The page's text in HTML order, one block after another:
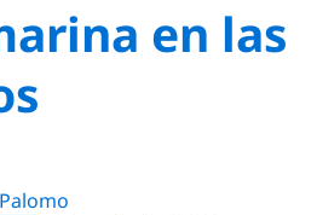
en las